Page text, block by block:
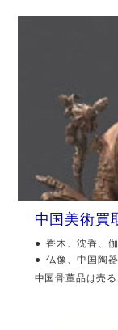
中国美術買
香木、沈香、
仏像、中国陶
中国骨董品は売